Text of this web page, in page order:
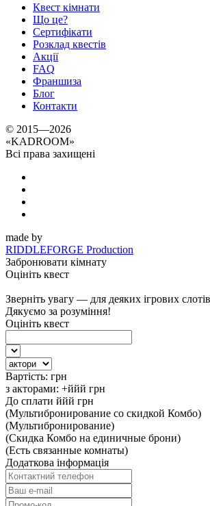
Квест кімнати
Що це?
Сертифікати
Розклад квестів
Акції
FAQ
Франшиза
Блог
Контакти
© 2015—2026
«KADROOM»
Всі права захищені
made by
RIDDLEFORGE Production
Забронювати кімнату
Оцініть квест
Зверніть увагу — для деяких ігрових
Дякуємо за розуміння!
Оцініть квест
Вартість: грн
з акторами: +ййй грн
До сплати ййй грн
(Мультибронирование со скидкой Комбо)
(Мультибронирование)
(Скидка Комбо на единичные брони)
(Есть связанные комнаты)
Додаткова інформація